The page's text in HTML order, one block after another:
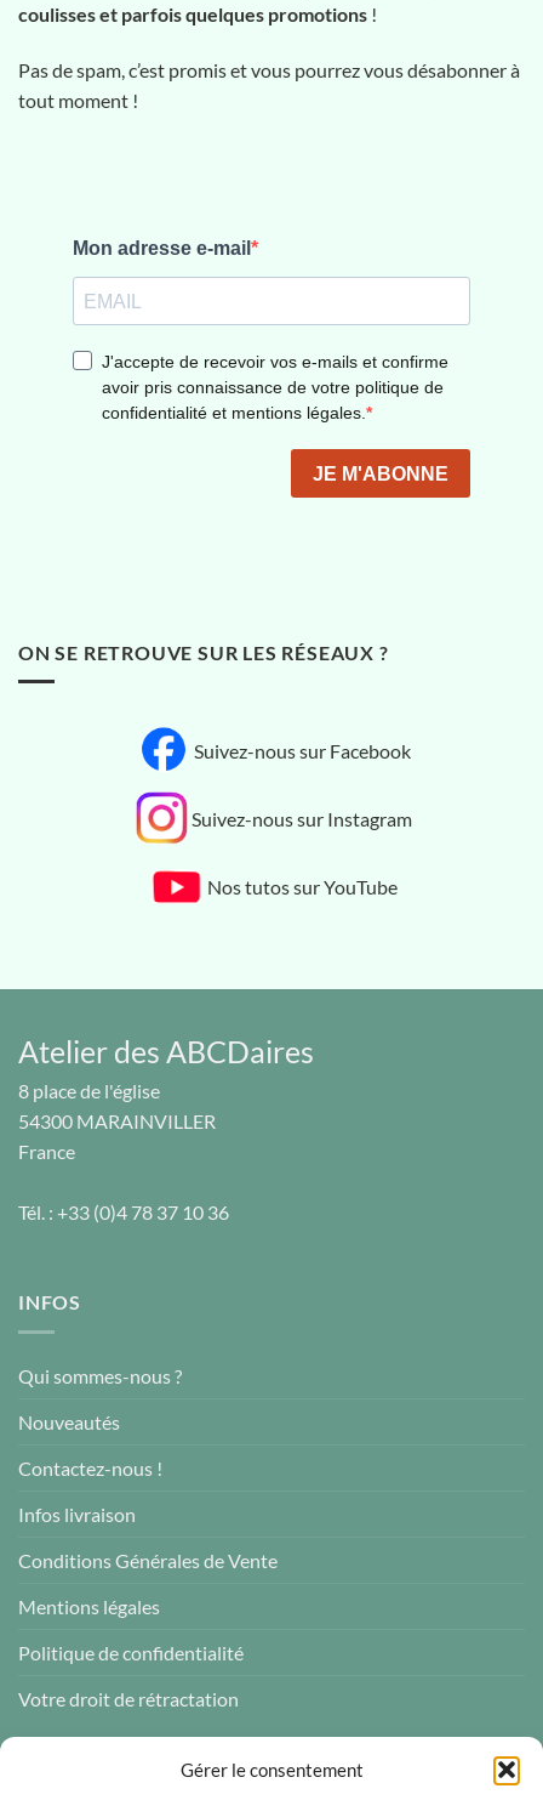
Gérer le consentement
coulisses et parfois quelques promotions !
Pas de spam, c’est promis et vous pourrez vous désabonner à
tout moment !
ON SE RETROUVE SUR LES RÉSEAUX ?
Suivez-nous sur Facebook
Suivez-nous sur Instagram
Nos tutos sur YouTube
Atelier des ABCDaires
8 place de l'église
54300 MARAINVILLER
France
Tél. : +33 (0)4 78 37 10 36
INFOS
Qui sommes-nous ?
Nouveautés
Contactez-nous !
Infos livraison
Conditions Générales de Vente
Mentions légales
Politique de confidentialité
Votre droit de rétractation